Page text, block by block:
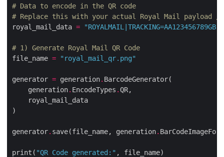
# Data to encode in the QR code
# Replace this with your actual Royal Mail payload
royal_mail_data =
# 1) Generate Royal Mail QR Code
file_name = "royal_mail_qr.png"
generator = generation.
    generation
. EncodeTypes .
generator. save(file_name, generation.
print( "QR Code generated:"